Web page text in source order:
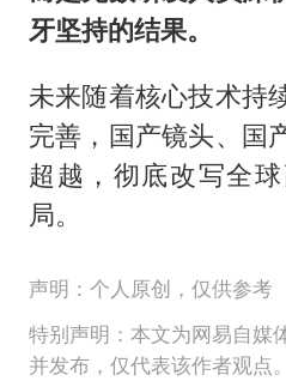
牙坚持的结果。
未来随着核心技术持
完善，国产镜头、国
超越，彻底改写全
局。
声明：个人原创，仅供参考
特别声明：本文为网易自媒
并发布，仅代表该作者观点